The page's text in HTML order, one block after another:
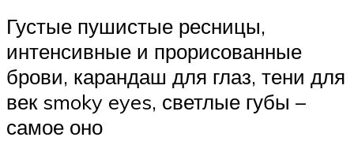
Густые пушистые ресницы,
интенсивные и прорисованные
брови, карандаш для глаз, тени для
век smoky eyes, светлые губы –
самое оно